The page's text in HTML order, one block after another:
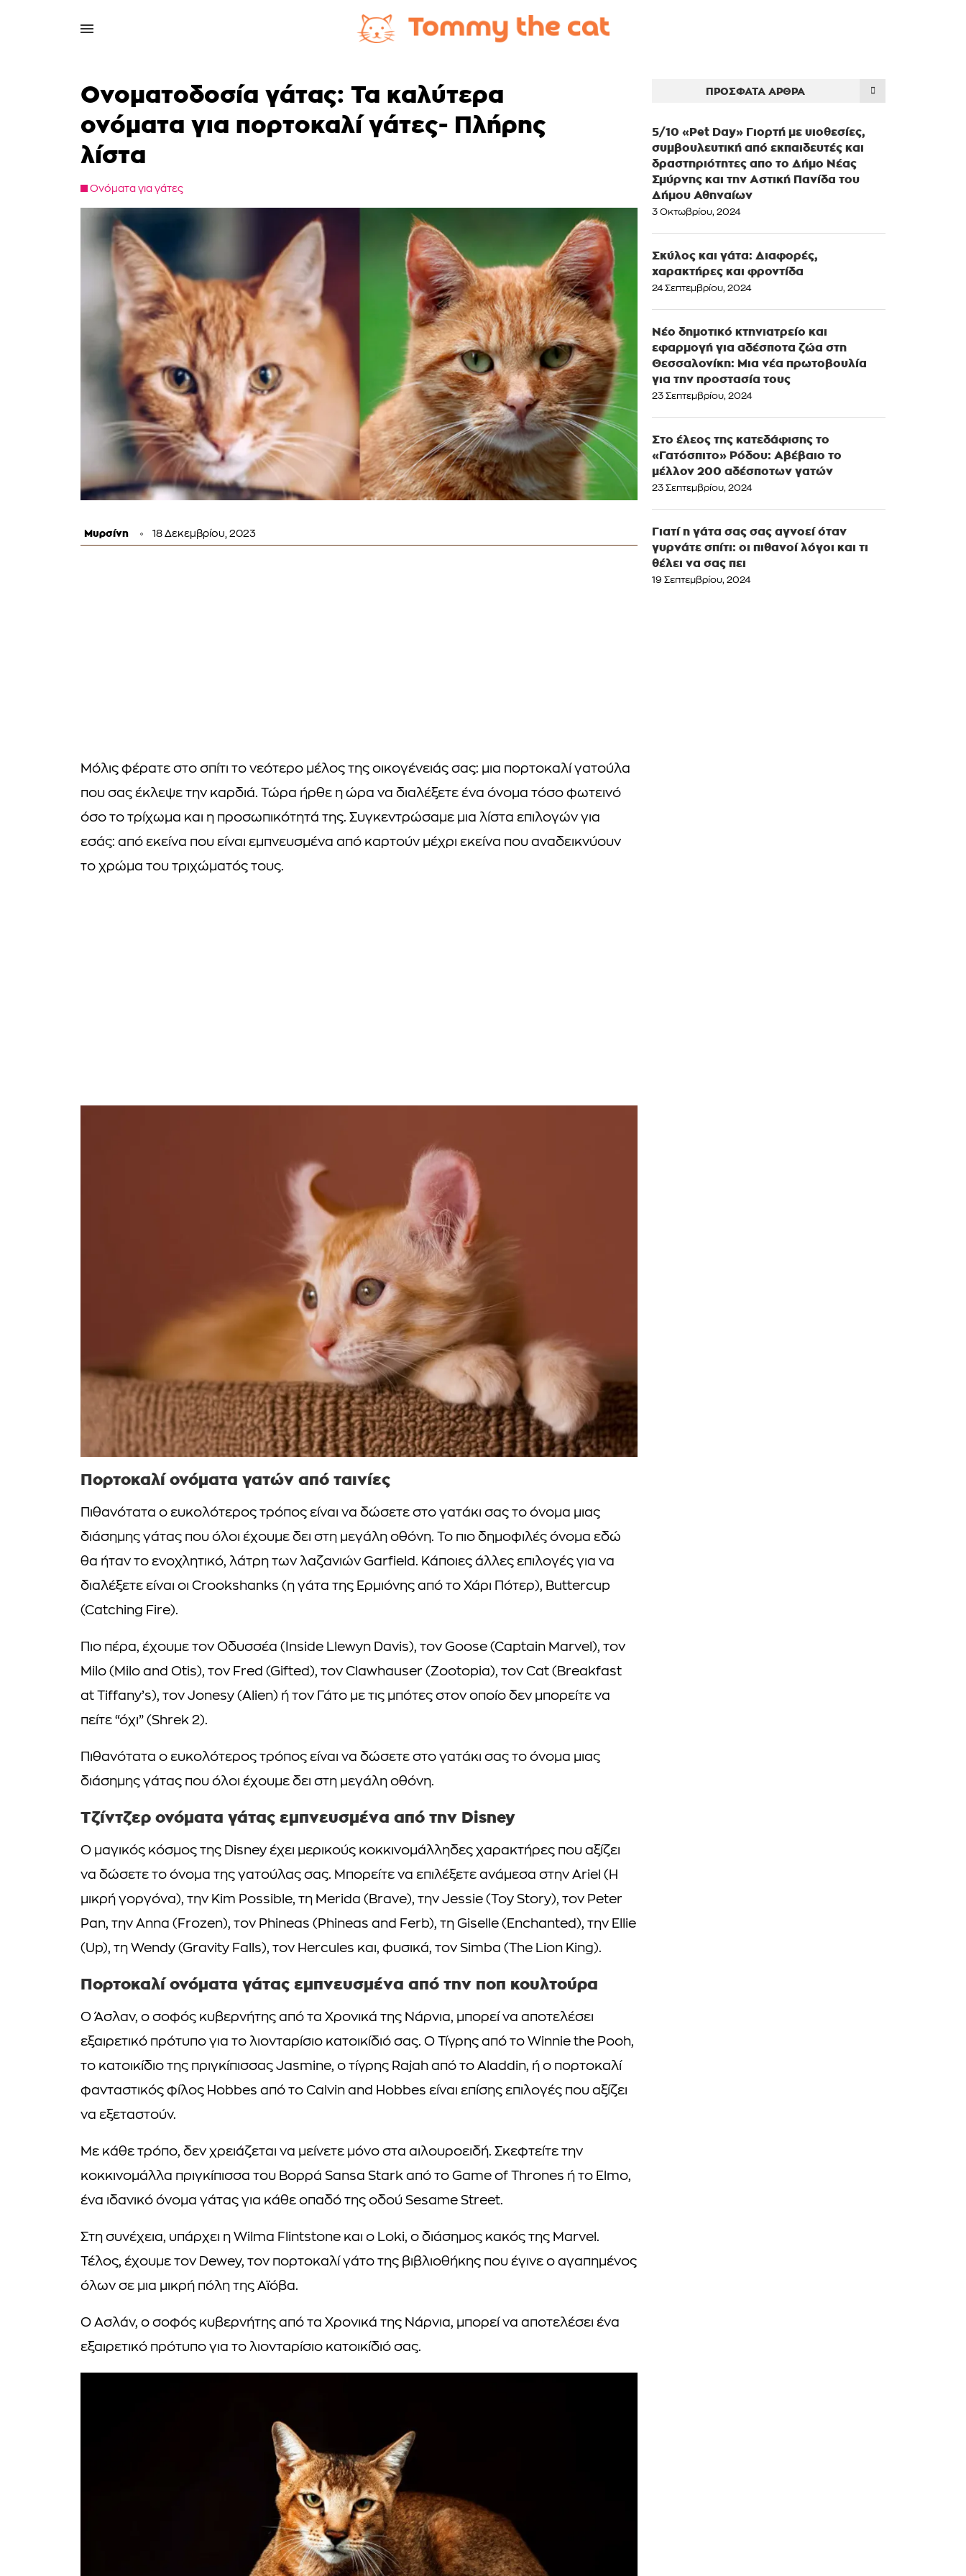
Ονοματοδοσία γάτας: Τα καλύτερα
ονόματα για πορτοκαλί γάτες- Πλήρης
λίστα
Ονόματα για γάτες
Μυρσίνη 18 Δεκεμβρίου, 2023
Μόλις φέρατε στο σπίτι το νεότερο μέλος της οικογένειάς σας: μια πορτοκαλί γατούλα
που σας έκλεψε την καρδιά. Τώρα ήρθε η ώρα να διαλέξετε ένα όνομα τόσο φωτεινό
όσο το τρίχωμα και η προσωπικότητά της. Συγκεντρώσαμε μια λίστα επιλογών για
εσάς: από εκείνα που είναι εμπνευσμένα από καρτούν μέχρι εκείνα που αναδεικνύουν
το χρώμα του τριχώματός τους.
Πορτοκαλί ονόματα γατών από ταινίες
Πιθανότατα ο ευκολότερος τρόπος είναι να δώσετε στο γατάκι σας το όνομα μιας
διάσημης γάτας που όλοι έχουμε δει στη μεγάλη οθόνη. Το πιο δημοφιλές όνομα εδώ
θα ήταν το ενοχλητικό, λάτρη των λαζανιών Garfield. Κάποιες άλλες επιλογές για να
διαλέξετε είναι οι Crookshanks (η γάτα της Ερμιόνης από το Χάρι Πότερ), Buttercup
(Catching Fire).
Πιο πέρα, έχουμε τον Οδυσσέα (Inside Llewyn Davis), τον Goose (Captain Marvel), τον
Milo (Milo and Otis), τον Fred (Gifted), τον Clawhauser (Zootopia), τον Cat (Breakfast
at Tiffany’s), τον Jonesy (Alien) ή τον Γάτο με τις μπότες στον οποίο δεν μπορείτε να
πείτε “όχι” (Shrek 2).
Πιθανότατα ο ευκολότερος τρόπος είναι να δώσετε στο γατάκι σας το όνομα μιας
διάσημης γάτας που όλοι έχουμε δει στη μεγάλη οθόνη.
Τζίντζερ ονόματα γάτας εμπνευσμένα από την Disney
Ο μαγικός κόσμος της Disney έχει μερικούς κοκκινομάλληδες χαρακτήρες που αξίζει
να δώσετε το όνομα της γατούλας σας. Μπορείτε να επιλέξετε ανάμεσα στην Ariel (Η
μικρή γοργόνα), την Kim Possible, τη Merida (Brave), την Jessie (Toy Story), τον Peter
Pan, την Anna (Frozen), τον Phineas (Phineas and Ferb), τη Giselle (Enchanted), την Ellie
(Up), τη Wendy (Gravity Falls), τον Hercules και, φυσικά, τον Simba (The Lion King).
Πορτοκαλί ονόματα γάτας εμπνευσμένα από την ποπ κουλτούρα
Ο Άσλαν, ο σοφός κυβερνήτης από τα Χρονικά της Νάρνια, μπορεί να αποτελέσει
εξαιρετικό πρότυπο για το λιονταρίσιο κατοικίδιό σας. Ο Τίγρης από το Winnie the Pooh,
το κατοικίδιο της πριγκίπισσας Jasmine, ο τίγρης Rajah από το Aladdin, ή ο πορτοκαλί
φανταστικός φίλος Hobbes από το Calvin and Hobbes είναι επίσης επιλογές που αξίζει
να εξεταστούν.
Με κάθε τρόπο, δεν χρειάζεται να μείνετε μόνο στα αιλουροειδή. Σκεφτείτε την
κοκκινομάλλα πριγκίπισσα του Βορρά Sansa Stark από το Game of Thrones ή το Elmo,
ένα ιδανικό όνομα γάτας για κάθε οπαδό της οδού Sesame Street.
Στη συνέχεια, υπάρχει η Wilma Flintstone και ο Loki, ο διάσημος κακός της Marvel.
Τέλος, έχουμε τον Dewey, τον πορτοκαλί γάτο της βιβλιοθήκης που έγινε ο αγαπημένος
όλων σε μια μικρή πόλη της Αϊόβα.
Ο Ασλάν, ο σοφός κυβερνήτης από τα Χρονικά της Νάρνια, μπορεί να αποτελέσει ένα
εξαιρετικό πρότυπο για το λιονταρίσιο κατοικίδιό σας.
ΠΡΌΣΦΑΤΑ ΆΡΘΡΑ
5/10 «Pet Day» Γιορτή με υιοθεσίες,
συμβουλευτική από εκπαιδευτές και
δραστηριότητες απο το Δήμο Νέας
Σμύρνης και την Αστική Πανίδα του
Δήμου Αθηναίων
3 Οκτωβρίου, 2024
Σκύλος και γάτα: Διαφορές,
χαρακτήρες και φροντίδα
24 Σεπτεμβρίου, 2024
Νέο δημοτικό κτηνιατρείο και
εφαρμογή για αδέσποτα ζώα στη
Θεσσαλονίκη: Μια νέα πρωτοβουλία
για την προστασία τους
23 Σεπτεμβρίου, 2024
Στο έλεος της κατεδάφισης το
«Γατόσπιτο» Ρόδου: Αβέβαιο το
μέλλον 200 αδέσποτων γατών
23 Σεπτεμβρίου, 2024
Γιατί η γάτα σας σας αγνοεί όταν
γυρνάτε σπίτι: οι πιθανοί λόγοι και τι
θέλει να σας πει
19 Σεπτεμβρίου, 2024